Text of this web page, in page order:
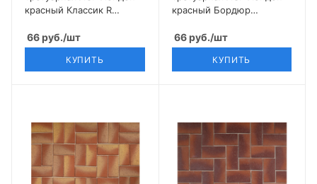
красный Классик R
66руб./шт
КУПИТЬ
красный Бордюр
66руб./шт
КУПИТЬ